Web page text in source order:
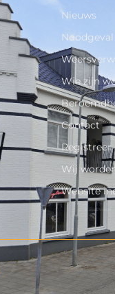
Nieuws
Noodgeval
Wie zijn
Contact
Registreer
Wij
Website